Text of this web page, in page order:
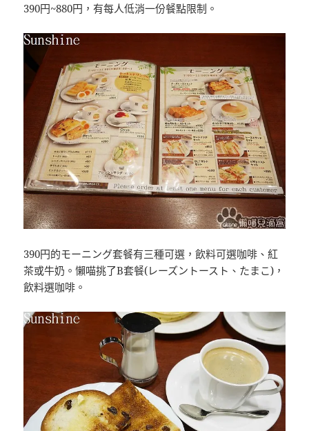
390円~880円，有每人低消一份餐點限制。
390円的モーニング套餐有三種可選，飲料可選咖啡、紅
茶或牛奶。懶喵挑了B套餐(レーズントースト、たまこ)，
飲料選咖啡。